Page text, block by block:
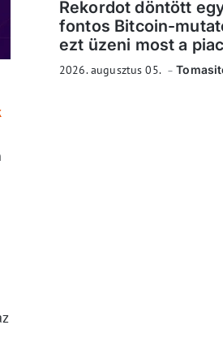
Rekordot döntött
fontos Bitcoin-
ezt üzeni most a
2026. augusztus 05.